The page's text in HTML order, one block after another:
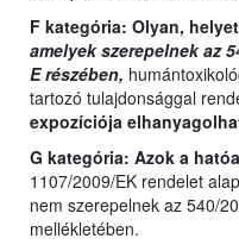
F kategória: Olyan,
amelyek szerepelnek az
E részében,
tartozó tulajdonsággal
expozíciója
G kategória: Azok a
1107/2009/EK rendelet
nem szerepelnek az 540/
mellékletében.